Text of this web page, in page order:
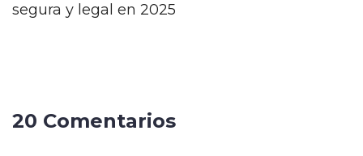
segura y legal en 2025
20 Comentarios